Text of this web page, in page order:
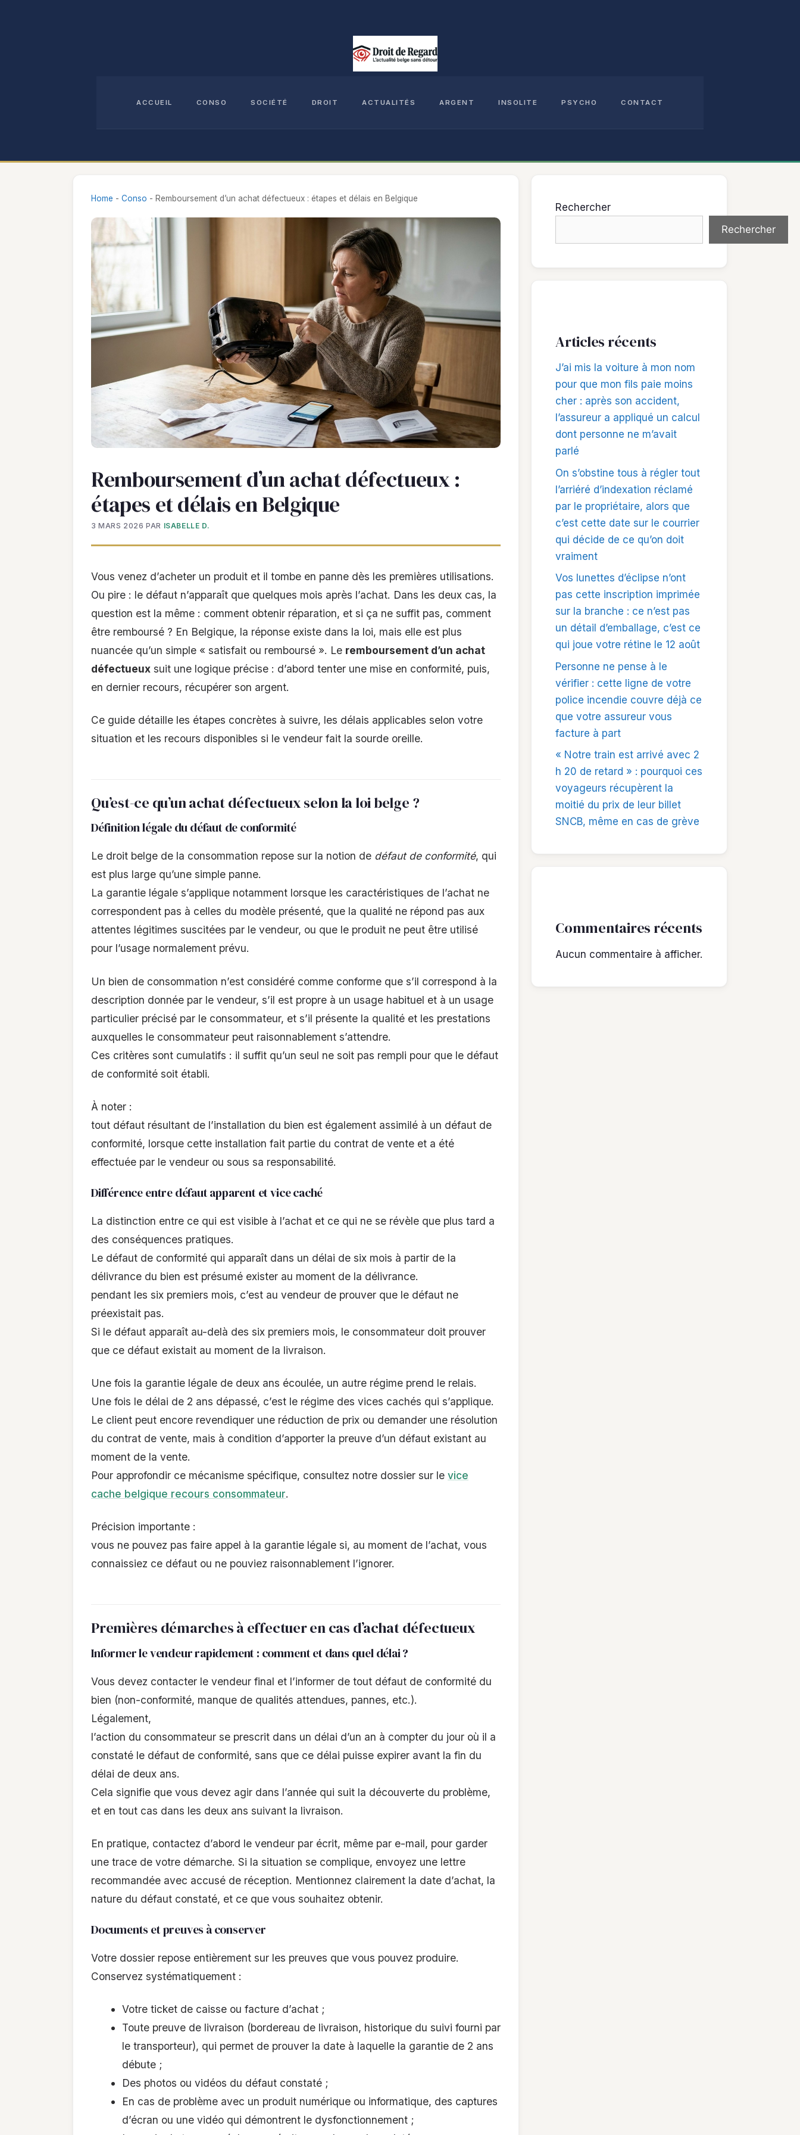
ACCUEIL CONSO SOCIÉTÉ DROIT ACTUALITÉS ARGENT INSOLITE PSYCHO CONTACT
Home - Conso - Remboursement d’un achat défectueux : étapes et délais en Belgique
Remboursement d’un achat défectueux :
étapes et délais en Belgique
3 MARS 2026 PAR ISABELLE D.
Vous venez d’acheter un produit et il tombe en panne dès les premières utilisations.
Ou pire : le défaut n’apparaît que quelques mois après l’achat. Dans les deux cas, la
question est la même : comment obtenir réparation, et si ça ne suffit pas, comment
être remboursé ? En Belgique, la réponse existe dans la loi, mais elle est plus
nuancée qu’un simple « satisfait ou remboursé ». Le remboursement d’un achat
défectueux suit une logique précise : d’abord tenter une mise en conformité, puis,
en dernier recours, récupérer son argent.
Ce guide détaille les étapes concrètes à suivre, les délais applicables selon votre
situation et les recours disponibles si le vendeur fait la sourde oreille.
Qu’est-ce qu’un achat défectueux selon la loi belge ?
Définition légale du défaut de conformité
Le droit belge de la consommation repose sur la notion de défaut de conformité, qui
est plus large qu’une simple panne.
La garantie légale s’applique notamment lorsque les caractéristiques de l’achat ne
correspondent pas à celles du modèle présenté, que la qualité ne répond pas aux
attentes légitimes suscitées par le vendeur, ou que le produit ne peut être utilisé
pour l’usage normalement prévu.
Un bien de consommation n’est considéré comme conforme que s’il correspond à la
description donnée par le vendeur, s’il est propre à un usage habituel et à un usage
particulier précisé par le consommateur, et s’il présente la qualité et les prestations
auxquelles le consommateur peut raisonnablement s’attendre.
Ces critères sont cumulatifs : il suffit qu’un seul ne soit pas rempli pour que le défaut
de conformité soit établi.
À noter :
tout défaut résultant de l’installation du bien est également assimilé à un défaut de
conformité, lorsque cette installation fait partie du contrat de vente et a été
effectuée par le vendeur ou sous sa responsabilité.
Différence entre défaut apparent et vice caché
La distinction entre ce qui est visible à l’achat et ce qui ne se révèle que plus tard a
des conséquences pratiques.
Le défaut de conformité qui apparaît dans un délai de six mois à partir de la
délivrance du bien est présumé exister au moment de la délivrance.
pendant les six premiers mois, c’est au vendeur de prouver que le défaut ne
préexistait pas.
Si le défaut apparaît au-delà des six premiers mois, le consommateur doit prouver
que ce défaut existait au moment de la livraison.
Une fois la garantie légale de deux ans écoulée, un autre régime prend le relais.
Une fois le délai de 2 ans dépassé, c’est le régime des vices cachés qui s’applique.
Le client peut encore revendiquer une réduction de prix ou demander une résolution
du contrat de vente, mais à condition d’apporter la preuve d’un défaut existant au
moment de la vente.
Pour approfondir ce mécanisme spécifique, consultez notre dossier sur le vice
cache belgique recours consommateur.
Précision importante :
vous ne pouvez pas faire appel à la garantie légale si, au moment de l’achat, vous
connaissiez ce défaut ou ne pouviez raisonnablement l’ignorer.
Premières démarches à effectuer en cas d’achat défectueux
Informer le vendeur rapidement : comment et dans quel délai ?
Vous devez contacter le vendeur final et l’informer de tout défaut de conformité du
bien (non-conformité, manque de qualités attendues, pannes, etc.).
Légalement,
l’action du consommateur se prescrit dans un délai d’un an à compter du jour où il a
constaté le défaut de conformité, sans que ce délai puisse expirer avant la fin du
délai de deux ans.
Cela signifie que vous devez agir dans l’année qui suit la découverte du problème,
et en tout cas dans les deux ans suivant la livraison.
En pratique, contactez d’abord le vendeur par écrit, même par e-mail, pour garder
une trace de votre démarche. Si la situation se complique, envoyez une lettre
recommandée avec accusé de réception. Mentionnez clairement la date d’achat, la
nature du défaut constaté, et ce que vous souhaitez obtenir.
Documents et preuves à conserver
Votre dossier repose entièrement sur les preuves que vous pouvez produire.
Conservez systématiquement :
Votre ticket de caisse ou facture d’achat ;
Toute preuve de livraison (bordereau de livraison, historique du suivi fourni par
le transporteur), qui permet de prouver la date à laquelle la garantie de 2 ans
débute ;
Des photos ou vidéos du défaut constaté ;
En cas de problème avec un produit numérique ou informatique, des captures
d’écran ou une vidéo qui démontrent le dysfonctionnement ;
Rechercher
Rechercher
Articles récents
J’ai mis la voiture à mon nom
pour que mon fils paie moins
cher : après son accident,
l’assureur a appliqué un calcul
dont personne ne m’avait
parlé
On s’obstine tous à régler tout
l’arriéré d’indexation réclamé
par le propriétaire, alors que
c’est cette date sur le courrier
qui décide de ce qu’on doit
vraiment
Vos lunettes d’éclipse n’ont
pas cette inscription imprimée
sur la branche : ce n’est pas
un détail d’emballage, c’est ce
qui joue votre rétine le 12 août
Personne ne pense à le
vérifier : cette ligne de votre
police incendie couvre déjà ce
que votre assureur vous
facture à part
« Notre train est arrivé avec 2
h 20 de retard » : pourquoi ces
voyageurs récupèrent la
moitié du prix de leur billet
SNCB, même en cas de grève
Commentaires récents
Aucun commentaire à afficher.